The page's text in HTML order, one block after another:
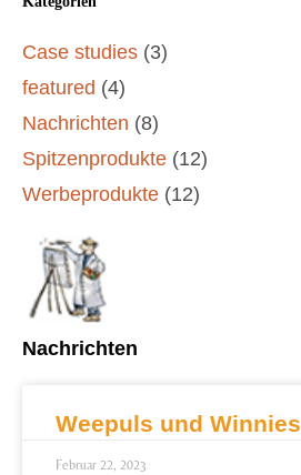
Case studies (3)
featured (4)
Nachrichten (8)
Spitzenprodukte (12)
Werbeprodukte (12)
Nachrichten
Weepuls und Winnies
Februar 22, 2023